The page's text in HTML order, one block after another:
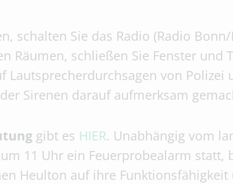
schalten Sie das Radio (Radio
Räumen, schließen Sie Fenster und
von
Sirenen darauf aufmerksam
gibt es HIER. Unabhängig vom
11 Uhr ein Feuerprobealarm statt,
Heulton auf ihre